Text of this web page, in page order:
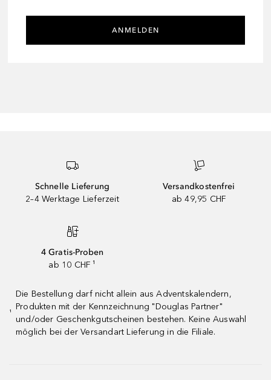
ANMELDEN
Schnelle Lieferung
2–4 Werktage Lieferzeit
Versandkostenfrei
ab 49,95 CHF
4 Gratis-Proben
ab 10 CHF ¹
¹
Die Bestellung darf nicht allein aus Adventskalendern,
Produkten mit der Kennzeichnung "Douglas Partner"
und/oder Geschenkgutscheinen bestehen. Keine Auswahl
möglich bei der Versandart Lieferung in die Filiale.